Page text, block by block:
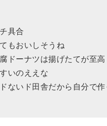
具合
もおいしそうね
ドーナツは揚げたてが至高
いのええな
ないド田舎だから自分で